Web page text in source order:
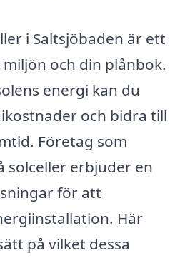
i Saltsjöbaden är ett
och din plånbok.
energi kan du
och bidra till
Företag som
solceller erbjuder en
för att
Här
på vilket dessa